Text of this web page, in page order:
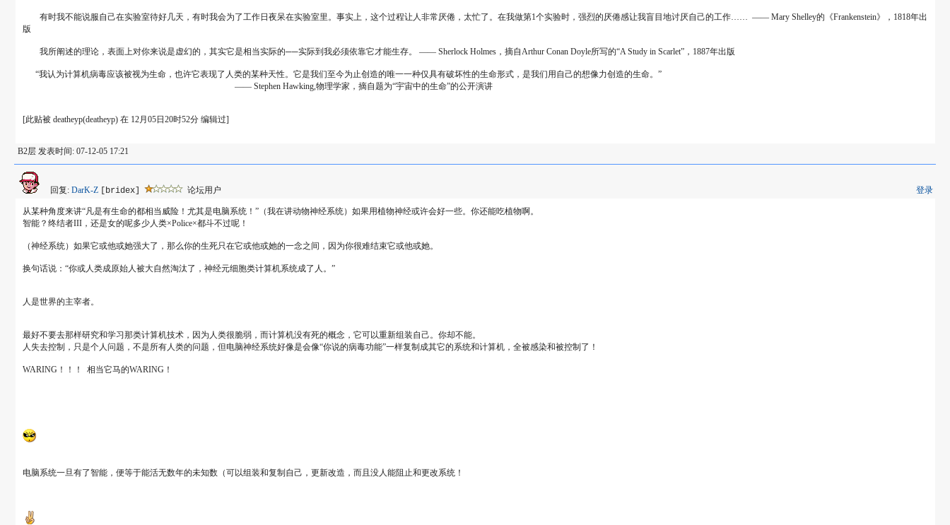
有时我不能说服自己在实验室待好几天，有时我会为了工作日夜呆在实验室里。事实上，这个过程让人非常厌倦，太忙了。在我做第1个实验时，强烈的厌倦感让我盲目地讨厌自己的工作…… ―― Mary Shelley的《Frankenstein》，1818年出
版
我所阐述的理论，表面上对你来说是虚幻的，其实它是相当实际的──实际到我必须依靠它才能生存。 ―― Sherlock Holmes，摘自Arthur Conan Doyle所写的“A Study in Scarlet”，1887年出版
“我认为计算机病毒应该被视为生命，也许它表现了人类的某种天性。它是我们至今为止创造的唯一一种仅具有破坏性的生命形式，是我们用自己的想像力创造的生命。”
―― Stephen Hawking,物理学家，摘自题为“宇宙中的生命”的公开演讲
[此贴被 deatheyp(deatheyp) 在 12月05日20时52分 编辑过]
B2层 发表时间: 07-12-05 17:21
回复: DarK-Z [bridex] 论坛用户 登录
从某种角度来讲“凡是有生命的都相当威险！尤其是电脑系统！”（我在讲动物神经系统）如果用植物神经或许会好一些。你还能吃植物啊。
智能？终结者III，还是女的呢多少人类×Police×都斗不过呢！
（神经系统）如果它或他或她强大了，那么你的生死只在它或他或她的一念之间，因为你很难结束它或他或她。
换句话说：“你或人类成原始人被大自然淘汰了，神经元细胞类计算机系统成了人。”
人是世界的主宰者。
最好不要去那样研究和学习那类计算机技术，因为人类很脆弱，而计算机没有死的概念，它可以重新组装自己。你却不能。
人失去控制，只是个人问题，不是所有人类的问题，但电脑神经系统好像是会像“你说的病毒功能”一样复制成其它的系统和计算机，全被感染和被控制了！
WARING！！！ 相当它马的WARING！
电脑系统一旦有了智能，便等于能活无数年的未知数（可以组装和复制自己，更新改造，而且没人能阻止和更改系统！